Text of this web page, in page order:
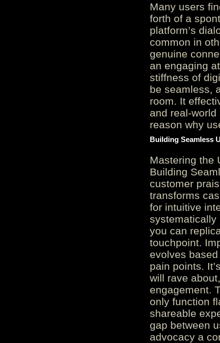
Many users
forth of a
platform’s
common in
genuine
an engaging
stiffness of
be seamless,
room. It
and real-
reason why
Building Seamless
Mastering the
Building
customer
transforms
for intuitive
systematically
you can
touchpoint.
evolves
pain points.
will rave
engagement.
only function
shareable
gap between
advocacy a